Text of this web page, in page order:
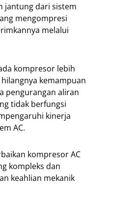
jantung dari sistem
mengompresi
melalui
kompresor lebih
kemampuan
pengurangan aliran
tidak berfungsi
kinerja
AC.
kompresor AC
kompleks dan
keahlian mekanik